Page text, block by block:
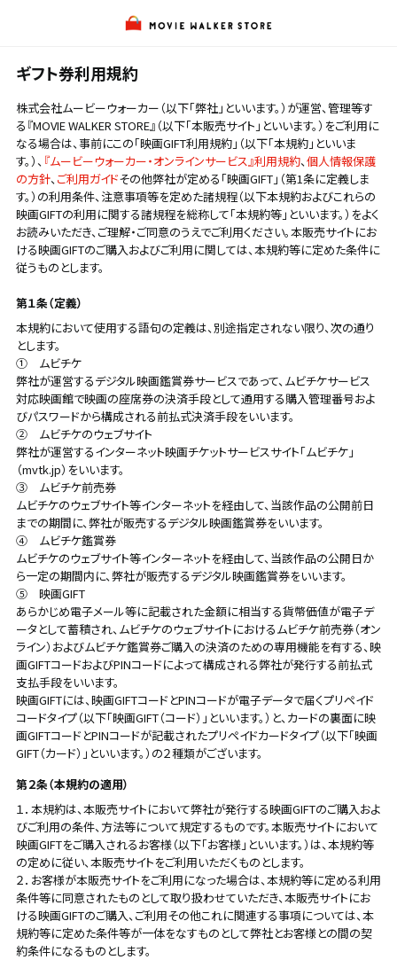
ギフト券利用規約
株式会社ムービーウォーカー（以下「弊社」といいます。）が運営、管理等す
る『MOVIE WALKER STORE』（以下「本販売サイト」といいます。）をご利用に
なる場合は、事前にこの「映画GIFT利用規約」（以下「本規約」といいま
す。）、 『ムービーウォーカー・オンラインサービス』利用規約、個人情報保護
の方針、ご利用ガイドその他弊社が定める「映画GIFT」（第1条に定義しま
す。）の利用条件、注意事項等を定めた諸規程（以下本規約およびこれらの
映画GIFTの利用に関する諸規程を総称して「本規約等」といいます。）をよく
お読みいただき、ご理解・ご同意のうえでご利用ください。本販売サイトにお
ける映画GIFTのご購入およびご利用に関しては、本規約等に定めた条件に
従うものとします。
第１条（定義）
本規約において使用する語句の定義は、別途指定されない限り、次の通り
とします。
① ムビチケ
弊社が運営するデジタル映画鑑賞券サービスであって、ムビチケサービス
対応映画館で映画の座席券の決済手段として通用する購入管理番号およ
びパスワードから構成される前払式決済手段をいいます。
② ムビチケのウェブサイト
弊社が運営するインターネット映画チケットサービスサイト「ムビチケ」
（mvtk.jp）をいいます。
③ ムビチケ前売券
ムビチケのウェブサイト等インターネットを経由して、当該作品の公開前日
までの期間に、弊社が販売するデジタル映画鑑賞券をいいます。
④ ムビチケ鑑賞券
ムビチケのウェブサイト等インターネットを経由して、当該作品の公開日か
ら一定の期間内に、弊社が販売するデジタル映画鑑賞券をいいます。
⑤ 映画GIFT
あらかじめ電子メール等に記載された金額に相当する貨幣価値が電子デ
ータとして蓄積され、ムビチケのウェブサイトにおけるムビチケ前売券（オン
ライン）およびムビチケ鑑賞券ご購入の決済のための専用機能を有する、映
画GIFTコードおよびPINコードによって構成される弊社が発行する前払式
支払手段をいいます。
映画GIFTには、映画GIFTコードとPINコードが電子データで届くプリペイド
コードタイプ（以下「映画GIFT（コード）」といいます。）と、カードの裏面に映
画GIFTコードとPINコードが記載されたプリペイドカードタイプ（以下「映画
GIFT（カード）」といいます。）の２種類がございます。
第２条（本規約の適用）
１．本規約は、本販売サイトにおいて弊社が発行する映画GIFTのご購入およ
びご利用の条件、方法等について規定するものです。本販売サイトにおいて
映画GIFTをご購入されるお客様（以下「お客様」といいます。）は、本規約等
の定めに従い、本販売サイトをご利用いただくものとします。
２．お客様が本販売サイトをご利用になった場合は、本規約等に定める利用
条件等に同意されたものとして取り扱わせていただき、本販売サイトにお
ける映画GIFTのご購入、ご利用その他これに関連する事項については、本
規約等に定めた条件等が一体をなすものとして弊社とお客様との間の契
約条件になるものとします。